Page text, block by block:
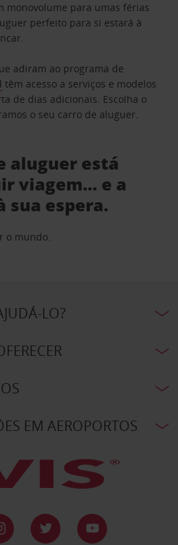
monovolume para umas férias
perfeito para si estará à
adiram ao programa de
têm acesso a serviços e modelos
de dias adicionais. Escolha o
o seu carro de aluguer.
aluguer está
viagem… e a
sua espera.
o mundo.
LO?
EM AEROPORTOS